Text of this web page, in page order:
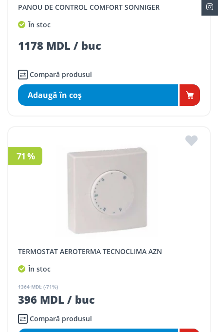
PANOU DE CONTROL COMFORT SONNIGER
În stoc
1178 MDL / buc
Compară produsul
Adaugă în coş
TERMOSTAT AEROTERMA TECNOCLIMA AZN
În stoc
1364 MDL (-71%)
396 MDL / buc
71 %
Compară produsul